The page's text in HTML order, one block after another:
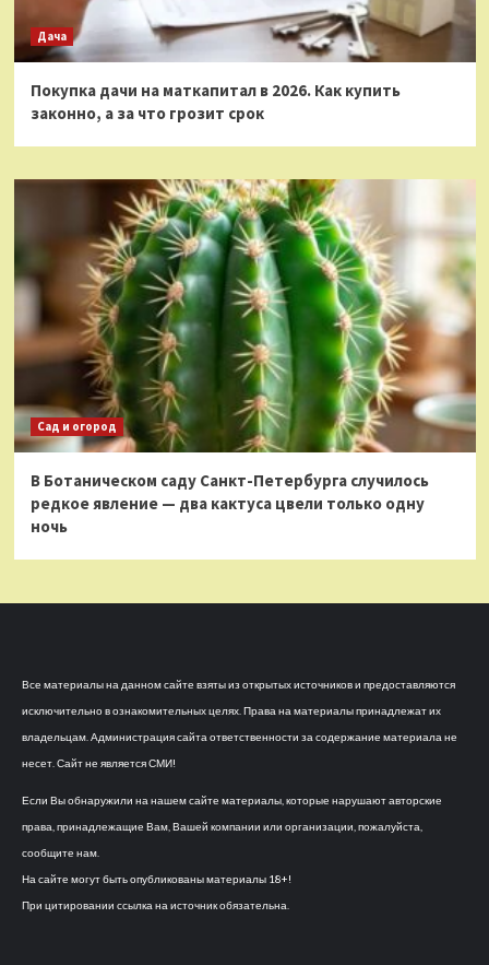
Дача
Покупка дачи на маткапитал в 2026. Как купить
законно, а за что грозит срок
Сад и огород
В Ботаническом саду Санкт-Петербурга случилось
редкое явление — два кактуса цвели только одну
ночь
Все материалы на данном сайте взяты из открытых источников и предоставляются
исключительно в ознакомительных целях. Права на материалы принадлежат их
владельцам. Администрация сайта ответственности за содержание материала не
несет. Сайт не является СМИ!
Если Вы обнаружили на нашем сайте материалы, которые нарушают авторские
права, принадлежащие Вам, Вашей компании или организации, пожалуйста,
сообщите нам.
На сайте могут быть опубликованы материалы 18+!
При цитировании ссылка на источник обязательна.